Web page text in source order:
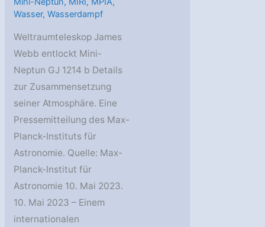
Wasser,Wasserdampf
Weltraumteleskop James
Webb entlockt Mini-
Neptun GJ 1214 b Details
zur Zusammensetzung
seiner Atmosphäre. Eine
Pressemitteilung des Max-
Planck-Instituts für
Astronomie. Quelle: Max-
Planck-Institut für
Astronomie 10. Mai 2023.
10. Mai 2023 – Einem
internationalen